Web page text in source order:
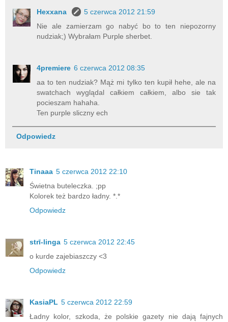
Hexxana
5 czerwca 2012 21:59
Nie ale zamierzam go nabyć bo to ten niepozorny
nudziak;) Wybrałam Purple sherbet.
4premiere 6 czerwca 2012 08:35
aa to ten nudziak? Mąż mi tylko ten kupił hehe, ale na
swatchach wyglądal całkiem całkiem, albo sie tak
pocieszam hahaha.
Ten purple sliczny ech
Odpowiedz
Tinaaa 5 czerwca 2012 22:10
Świetna buteleczka. ;pp
Kolorek też bardzo ładny. *.*
Odpowiedz
strī-linga 5 czerwca 2012 22:45
o kurde zajebiaszczy <3
Odpowiedz
KasiaPL 5 czerwca 2012 22:59
Ładny kolor, szkoda, że polskie gazety nie dają fajnych